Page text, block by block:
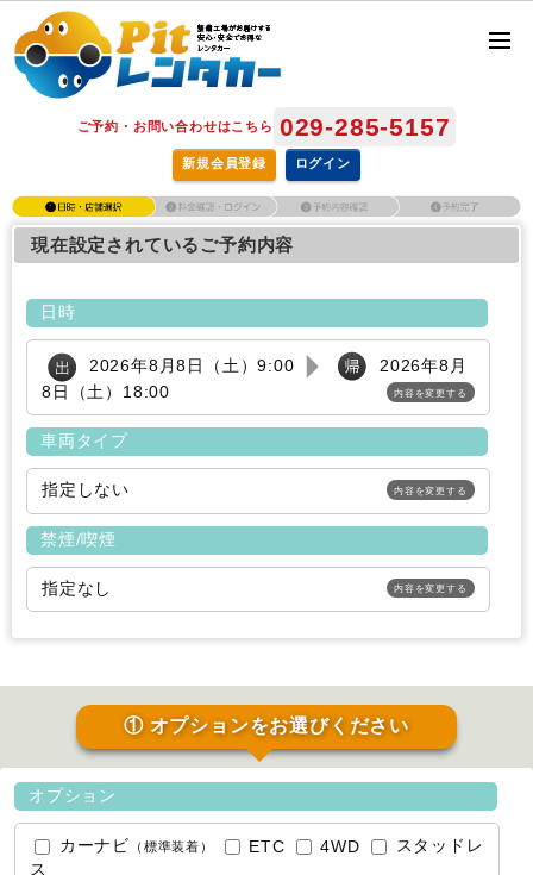
ご予約・お問い合わせはこちら 029-285-5157
新規会員登録 ログイン
現在設定されているご予約内容
日時
2026年8月8日（土）9:00
2026年8月
8日（土）18:00
内容を変更する
車両タイプ
指定しない 内容を変更する
禁煙/喫煙
指定なし 内容を変更する
① オプションをお選びください
オプション
カーナビ （標準装着） ETC 4WD
スタッドレ
ス